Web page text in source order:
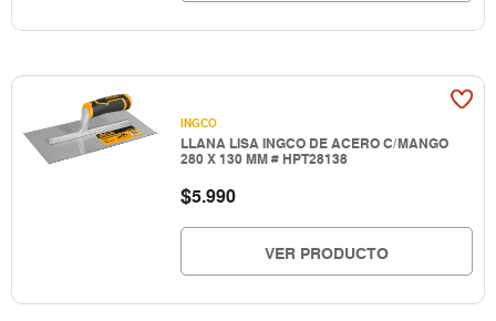
INGCO
LLANA LISA INGCO DE ACERO C/MANGO
280 X 130 MM # HPT28138
$5.990
VER PRODUCTO